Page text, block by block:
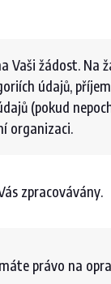
žádost. Na
údajů,
(pokud
organizaci.
zpracovávány.
právo na